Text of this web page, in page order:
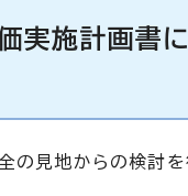
実施計画書
の見地からの検討を